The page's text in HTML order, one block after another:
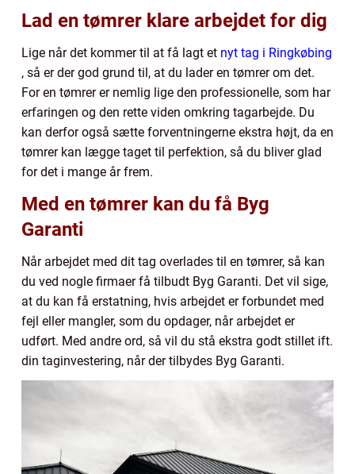
Lad en tømrer klare arbejdet for dig
Lige når det kommer til at få lagt et nyt tag i Ringkøbing
, så er der god grund til, at du lader en tømrer om det.
For en tømrer er nemlig lige den professionelle, som har
erfaringen og den rette viden omkring tagarbejde. Du
kan derfor også sætte forventningerne ekstra højt, da en
tømrer kan lægge taget til perfektion, så du bliver glad
for det i mange år frem.
Med en tømrer kan du få Byg
Garanti
Når arbejdet med dit tag overlades til en tømrer, så kan
du ved nogle firmaer få tilbudt Byg Garanti. Det vil sige,
at du kan få erstatning, hvis arbejdet er forbundet med
fejl eller mangler, som du opdager, når arbejdet er
udført. Med andre ord, så vil du stå ekstra godt stillet ift.
din taginvestering, når der tilbydes Byg Garanti.